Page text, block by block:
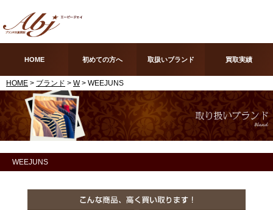
HOME 初めての方へ 取扱いブランド 買取実績
HOME > ブランド > W> WEEJUNS
WEEJUNS